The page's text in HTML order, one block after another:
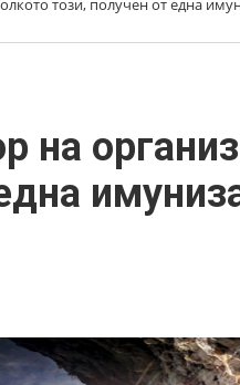
този, получен от една
на